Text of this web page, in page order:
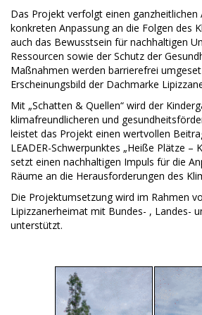
Das Projekt verfolgt einen ganzheitlichen
konkreten Anpassung an die Folgen des
auch das Bewusstsein für nachhaltigen
Ressourcen sowie der Schutz der
Maßnahmen werden barrierefrei
Erscheinungsbild der Dachmarke
Mit „Schatten & Quellen“ wird der
klimafreundlicheren und
leistet das Projekt einen wertvollen
LEADER-Schwerpunktes „Heiße Plätze –
setzt einen nachhaltigen Impuls für die
Räume an die Herausforderungen des
Die Projektumsetzung wird im Rahmen
Lipizzanerheimat mit Bundes- , Landes-
unterstützt.